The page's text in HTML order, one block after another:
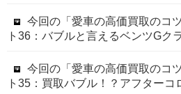
今回の「愛車の高価買取のコ
ト36：バブルと言えるベンツGク
今回の「愛車の高価買取のコ
ト35：買取バブル！？アフターコ